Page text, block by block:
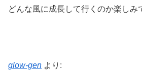
どんな風に成長して行くのか楽しみ
glow-gen より: